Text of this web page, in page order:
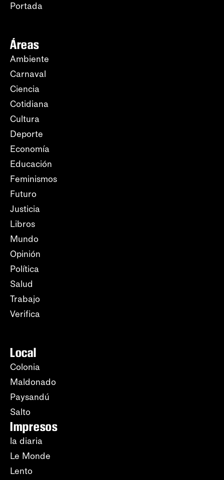
Portada
Áreas
Ambiente
Carnaval
Ciencia
Cotidiana
Cultura
Deporte
Economía
Educación
Feminismos
Futuro
Justicia
Libros
Mundo
Opinión
Política
Salud
Trabajo
Verifica
Local
Colonia
Maldonado
Paysandú
Salto
Impresos
la diaria
Le Monde
Lento